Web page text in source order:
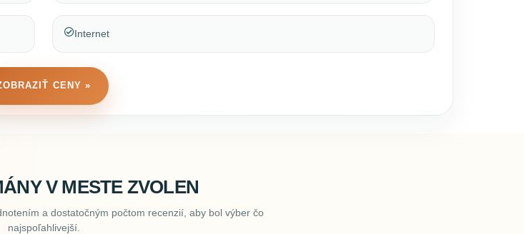
Internet
CENY »
V MESTE ZVOLEN
a dostatočným počtom recenzií, aby bol výber čo
najspoľahlivejší.